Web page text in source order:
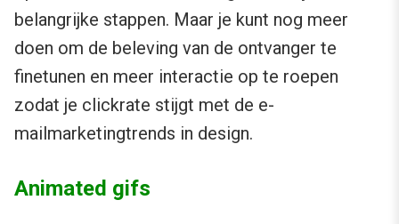
belangrijke stappen. Maar je kunt nog meer
doen om de beleving van de ontvanger te
finetunen en meer interactie op te roepen
zodat je clickrate stijgt met de e-
mailmarketingtrends in design.
Animated gifs